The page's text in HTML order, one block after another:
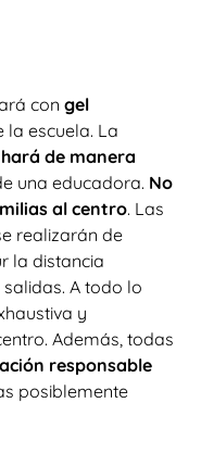
con gel
la escuela. La
de manera
una educadora. No
al centro. Las
realizarán de
la distancia
A todo lo
y
Además, todas
responsable
posiblemente